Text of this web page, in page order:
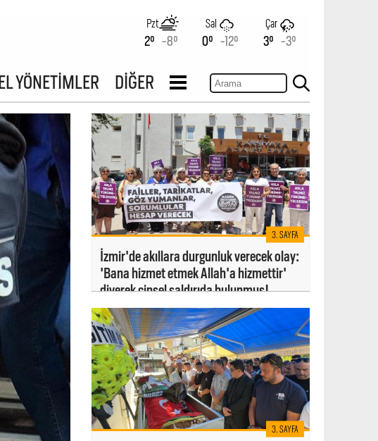
Pzt
2° -8°
Sal
0° -12°
Çar
3° -3°
YÖNETİMLER DİĞER
3. SAYFA
İzmir'de akıllara durgunluk verecek olay:
'Bana hizmet etmek Allah'a hizmettir'
diyerek cinsel saldırıda bulunmuş!
3. SAYFA